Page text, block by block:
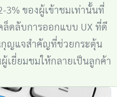
3% ของผู้เข้าชมเท่านั้นที่
ล็ดลับการออกแบบ UX ที่ดี
ญแจสำคัญที่ช่วยกระตุ้น
เยี่ยมชมให้กลายเป็นลูกค้า